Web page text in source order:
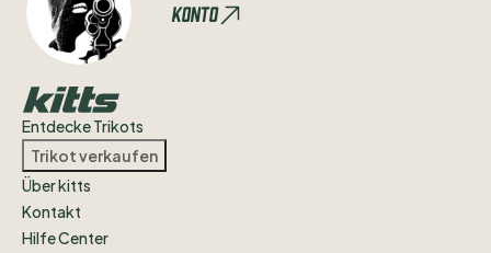
Konto
Entdecke Trikots
Trikot verkaufen
Über kitts
Kontakt
Hilfe Center